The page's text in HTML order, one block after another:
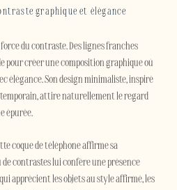
graphique et élégance
du contraste. Des lignes franches
créer une composition graphique où
élégance. Son design minimaliste, inspiré
attire naturellement le regard
épurée.
coque de téléphone affirme sa
contrastes lui confère une présence
apprécient les objets au style affirmé, les